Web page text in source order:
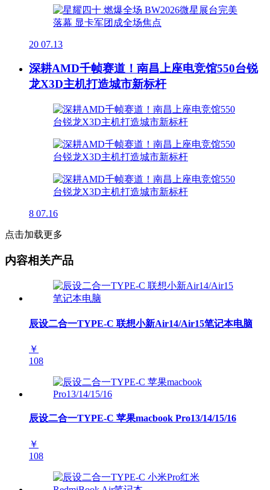
20 07.13
深耕AMD千帧赛道！南昌上座电竞馆550台锐
龙X3D主机打造城市新标杆
8 07.16
点击加载更多
内容相关产品
辰设二合一TYPE-C 联想小新Air14/Air15笔记本电脑
￥
108
辰设二合一TYPE-C 苹果macbook Pro13/14/15/16
￥
108